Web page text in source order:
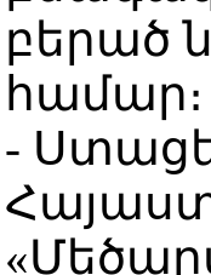
բերած
համար։
-